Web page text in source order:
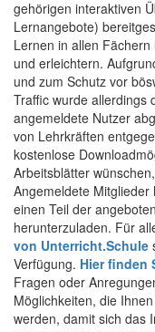
gehörigen interaktiven
Lernangebote)
Lernen in allen
und erleichtern.
und zum Schutz vor
Traffic wurde allerdings
angemeldete Nutzer
von Lehrkräften
kostenlose
Arbeitsblätter
Angemeldete
einen Teil der
herunterzuladen. Für
von Unterricht.Schule
Verfügung. Hier finden
Fragen oder
Möglichkeiten, die
werden, damit sich das